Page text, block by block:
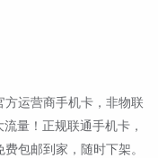
运营商手机卡，非物联
量！正规联通手机卡，
包邮到家，随时下架。